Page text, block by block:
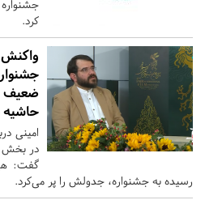
کرد.
واکنش
ضعیف
حاشیه
امینی
در بخش
رسیده به جشنواره، جدولش را پر می‌کرد.